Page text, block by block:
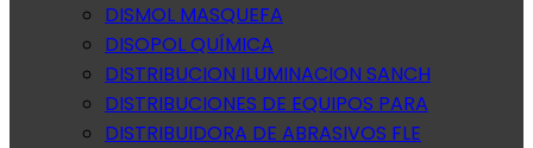
DISMOL MASQUEFA
DISOPOL QUÍMICA
DISTRIBUCION ILUMINACION SANCH
DISTRIBUCIONES DE EQUIPOS PARA
DISTRIBUIDORA DE ABRASIVOS FLE